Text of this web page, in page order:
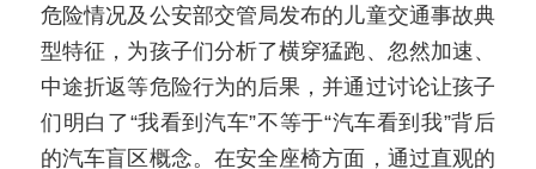
危险情况及公安部交管局发布的儿童交通事故典
型特征，为孩子们分析了横穿猛跑、忽然加速、
中途折返等危险行为的后果，并通过讨论让孩子
们明白了“我看到汽车”不等于“汽车看到我”背后
的汽车盲区概念。在安全座椅方面，通过直观的